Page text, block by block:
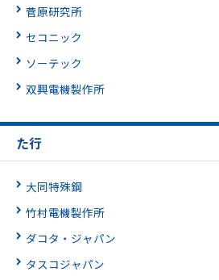
菅原研究所
セコニック
ソーテック
双興電機製作所
た行
大同特殊鋼
竹村電機製作所
ダコタ・ジャパン
タスコジャパン